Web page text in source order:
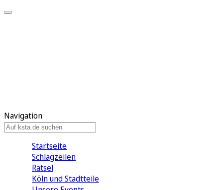
Navigation
Startseite
Schlagzeilen
Rätsel
Köln und Stadtteile